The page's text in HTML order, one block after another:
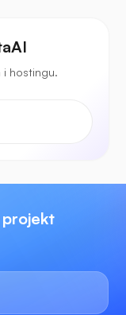
i hostingu.
projekt